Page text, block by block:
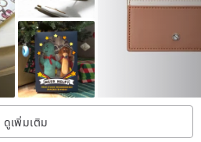
ดูเพิ่มเติม